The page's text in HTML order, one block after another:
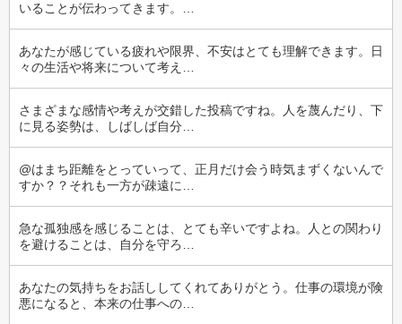
いることが伝わってきます。…
あなたが感じている疲れや限界、不安はとても理解できます。日
々の生活や将来について考え…
さまざまな感情や考えが交錯した投稿ですね。人を蔑んだり、下
に見る姿勢は、しばしば自分…
@はまち距離をとっていって、正月だけ会う時気まずくないんで
すか？？それも一方が疎遠に…
急な孤独感を感じることは、とても辛いですよね。人との関わり
を避けることは、自分を守ろ…
あなたの気持ちをお話ししてくれてありがとう。仕事の環境が険
悪になると、本来の仕事への…